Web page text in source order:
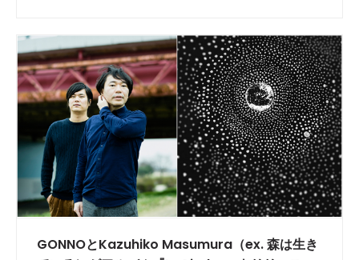
GONNOとKazuhiko Masumura（ex. 森は生き